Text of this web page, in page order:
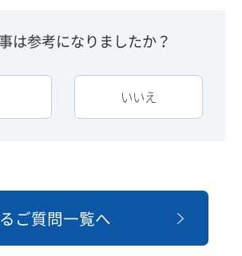
は参考になりましたか？
いいえ
ご質問一覧へ